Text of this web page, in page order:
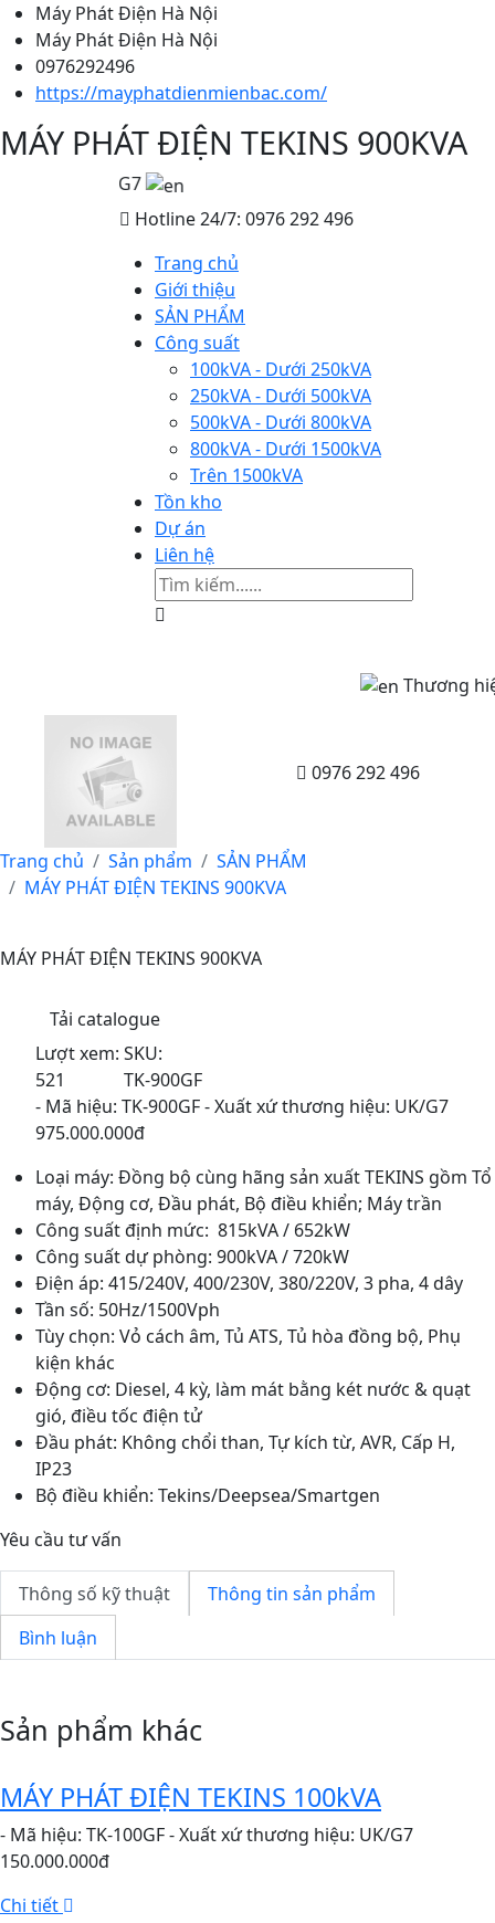
Máy Phát Điện Hà Nội
Máy Phát Điện Hà Nội
0976292496
https://mayphatdienmienbac.com/
MÁY PHÁT ĐIỆN TEKINS 900KVA
Hotline 24/7: 0976 292 496
Trang chủ
Giới thiệu
SẢN PHẨM
Công suất
100kVA - Dưới 250kVA
250kVA - Dưới 500kVA
500kVA - Dưới 800kVA
800kVA - Dưới 1500kVA
Trên 1500kVA
Tồn kho
Dự án
Liên hệ
Thương hiệu
0976 292 496
100kVA - Dưới 250kVA
250kVA - Dưới 500kVA
500kVA - Dưới 800kVA
800kVA - Dưới 1500kVA
Trang chủ Sản phẩm
SẢN PHẨM
MÁY PHÁT ĐIỆN TEKINS 900KVA
MÁY PHÁT ĐIỆN TEKINS 900KVA
Tải catalogue
Lượt xem:
521
SKU:
TK-900GF
- Mã hiệu: TK-900GF - Xuất xứ thương hiệu: UK/G7
975.000.000đ
Loại máy: Đồng bộ cùng hãng sản xuất TEKINS gồm Tổ
máy, Động cơ, Đầu phát, Bộ điều khiển; Máy trần
Công suất định mức: 815kVA / 652kW
Công suất dự phòng: 900kVA / 720kW
Điện áp: 415/240V, 400/230V, 380/220V, 3 pha, 4 dây
Tần số: 50Hz/1500Vph
Tùy chọn: Vỏ cách âm, Tủ ATS, Tủ hòa đồng bộ, Phụ
kiện khác
Động cơ: Diesel, 4 kỳ, làm mát bằng két nước & quạt
gió, điều tốc điện tử
Đầu phát: Không chổi than, Tự kích từ, AVR, Cấp H,
IP23
Bộ điều khiển: Tekins/Deepsea/Smartgen
Yêu cầu tư vấn
Thông số kỹ thuật
Thông tin sản phẩm
Bình luận
Sản phẩm khác
MÁY PHÁT ĐIỆN TEKINS 100kVA
- Mã hiệu: TK-100GF - Xuất xứ thương hiệu: UK/G7
150.000.000đ
Chi tiết